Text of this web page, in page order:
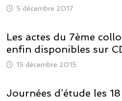
5 décembre 2017
Les actes du 7ème
enfin disponibles sur
15 décembre 2015
Journées d’étude les